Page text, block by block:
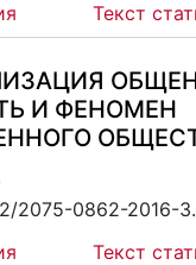
Текст
И ФЕНОМЕН
2075-0862-2016-
Текст